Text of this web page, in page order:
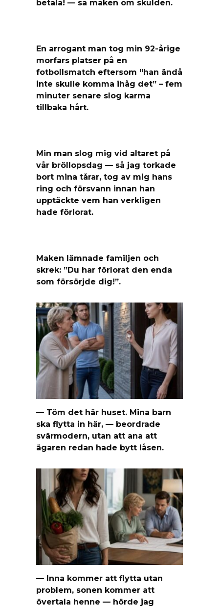
betala! — sa maken om skulden.
En arrogant man tog min 92-årige
morfars platser på en
fotbollsmatch eftersom “han ändå
inte skulle komma ihåg det” – fem
minuter senare slog karma
tillbaka hårt.
Min man slog mig vid altaret på
vår bröllopsdag — så jag torkade
bort mina tårar, tog av mig hans
ring och försvann innan han
upptäckte vem han verkligen
hade förlorat.
Maken lämnade familjen och
skrek: ”Du har förlorat den enda
som försörjde dig!”.
— Töm det här huset. Mina barn
ska flytta in här, — beordrade
svärmodern, utan att ana att
ägaren redan hade bytt låsen.
— Inna kommer att flytta utan
problem, sonen kommer att
övertala henne — hörde jag